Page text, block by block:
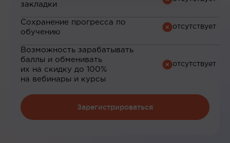
закладки
Сохранение прогресса по
обучению
Возможность зарабатывать
баллы и обменивать
их на скидку до 100%
на вебинары и курсы
Зарегистрироваться